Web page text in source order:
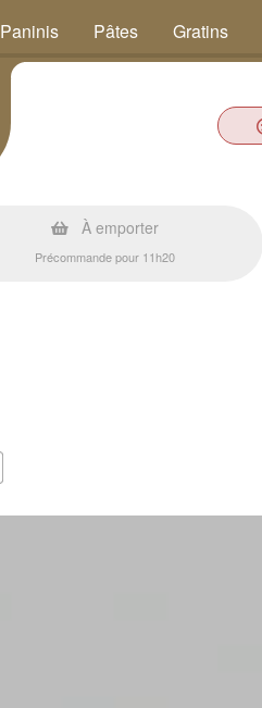
Paninis Pâtes Gratins
À emporter
Précommande pour 11h20